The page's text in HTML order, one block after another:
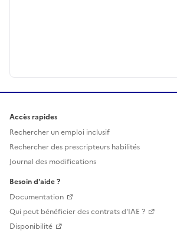
Accès rapides
Rechercher un emploi inclusif
Rechercher des prescripteurs habilités
Journal des modifications
Besoin d'aide ?
Documentation
Qui peut bénéficier des contrats d'IAE ?
Disponibilité